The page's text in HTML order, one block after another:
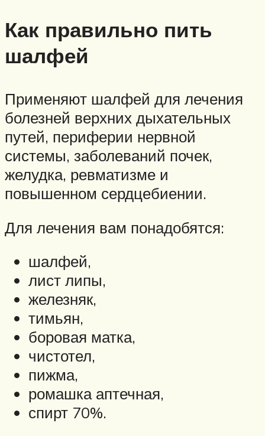
Как правильно пить
шалфей
Применяют шалфей для лечения
болезней верхних дыхательных
путей, периферии нервной
системы, заболеваний почек,
желудка, ревматизме и
повышенном сердцебиении.
Для лечения вам понадобятся:
шалфей,
лист липы,
железняк,
тимьян,
боровая матка,
чистотел,
пижма,
ромашка аптечная,
спирт 70%.